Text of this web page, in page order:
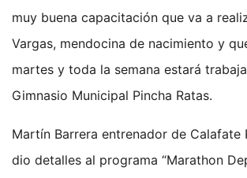
muy buena capacitación que va a
Vargas, mendocina de nacimiento y
martes y toda la semana estará
Gimnasio Municipal Pincha Ratas.
Martín Barrera entrenador de Calafate
dio detalles al programa “Marathon